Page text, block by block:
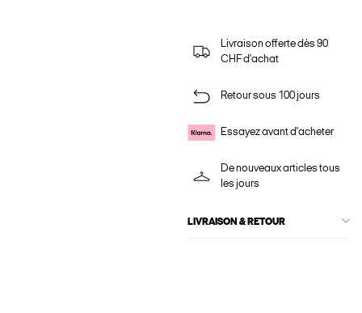
Livraison offerte dès 90
CHF d'achat
Retour sous 100 jours
Essayez avant d'acheter
De nouveaux articles tous
les jours
LIVRAISON & RETOUR